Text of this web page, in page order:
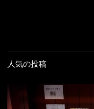
人気の投稿